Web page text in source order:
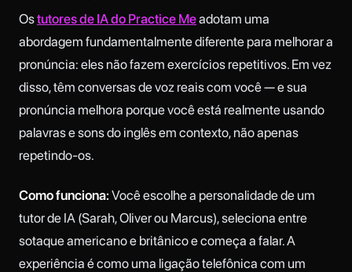
Ostutores de IA do Practice Meadotam uma
abordagem fundamentalmente diferente para melhorar a
pronúncia: eles não fazem exercícios repetitivos. Em vez
disso, têm conversas de voz reais com você — e sua
pronúncia melhora porque você está realmente usando
palavras e sons do inglês em contexto, não apenas
repetindo-os.
Como funciona: Você escolhe a personalidade de um
tutor de IA (Sarah, Oliver ou Marcus), seleciona entre
sotaque americano e britânico e começa a falar. A
experiência é como uma ligação telefônica com um